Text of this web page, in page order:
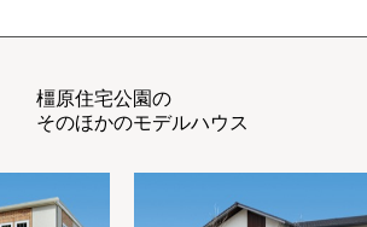
橿原住宅公園の
そのほかのモデルハウス